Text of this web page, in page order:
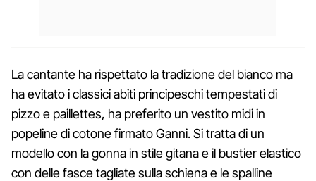
La cantante ha rispettato la tradizione del bianco ma
ha evitato i classici abiti principeschi tempestati di
pizzo e paillettes, ha preferito un vestito midi in
popeline di cotone firmato Ganni. Si tratta di un
modello con la gonna in stile gitana e il bustier elastico
con delle fasce tagliate sulla schiena e le spalline